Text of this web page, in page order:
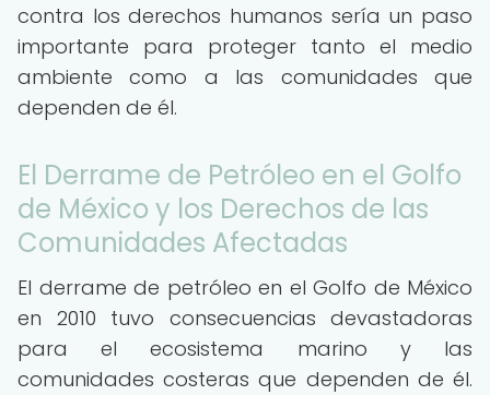
contra los derechos humanos sería un paso
importante para proteger tanto el medio
ambiente como a las comunidades que
dependen de él.
El Derrame de Petróleo en el Golfo
de México y los Derechos de las
Comunidades Afectadas
El derrame de petróleo en el Golfo de México
en 2010 tuvo consecuencias devastadoras
para el ecosistema marino y las
comunidades costeras que dependen de él.